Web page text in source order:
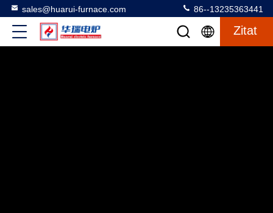
sales@huarui-furnace.com 86--13235363441
Zitat